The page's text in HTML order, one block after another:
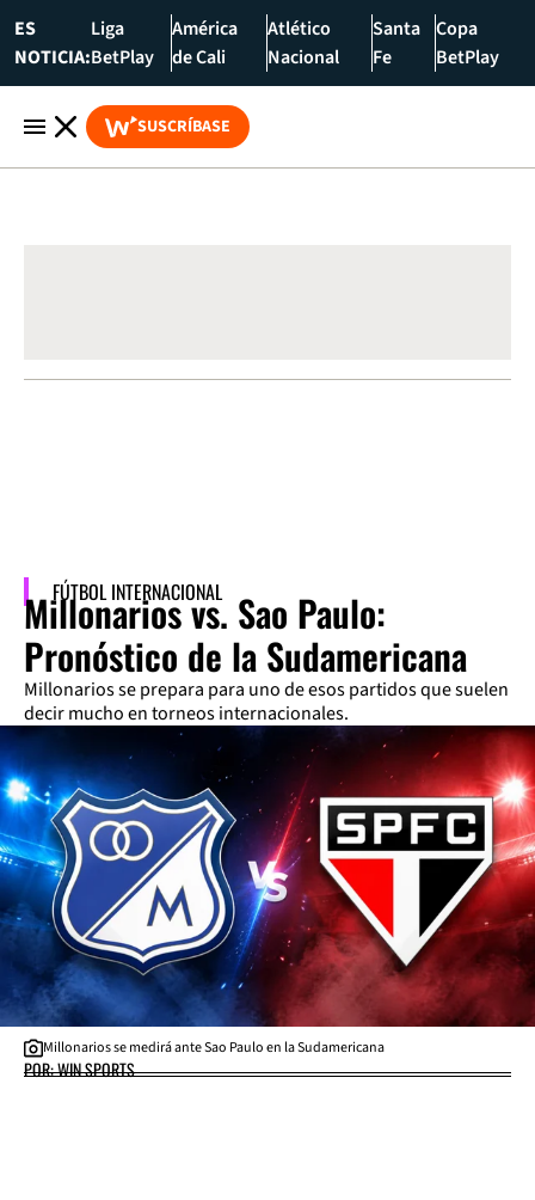
ES
NOTICIA:
Liga
BetPlay
América
de Cali
Atlético
Nacional
Santa
Fe
Copa
BetPlay
SUSCRÍBASE
FÚTBOL INTERNACIONAL
Millonarios vs. Sao Paulo:
Pronóstico de la Sudamericana
Millonarios se prepara para uno de esos partidos que suelen
decir mucho en torneos internacionales.
Millonarios se medirá ante Sao Paulo en la Sudamericana
POR: WIN SPORTS